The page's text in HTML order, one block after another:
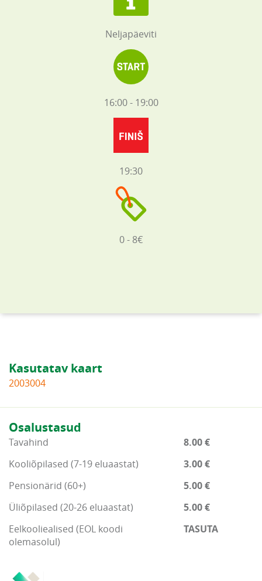
Neljapäeviti
16:00 - 19:00
19:30
0 - 8€
Kasutatav kaart
2003004
Osalustasud
Tavahind
8.00 €
Kooliõpilased (7-19 eluaastat)
3.00 €
Pensionärid (60+)
5.00 €
Üliõpilased (20-26 eluaastat)
5.00 €
Eelkooliealised (EOL koodi
olemasolul)
TASUTA